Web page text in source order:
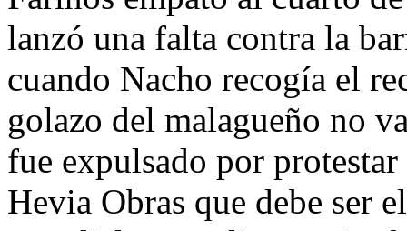
lanzó una falta contra la
cuando Nacho recogía el
golazo del malagueño no
fue expulsado por
Hevia Obras que debe ser